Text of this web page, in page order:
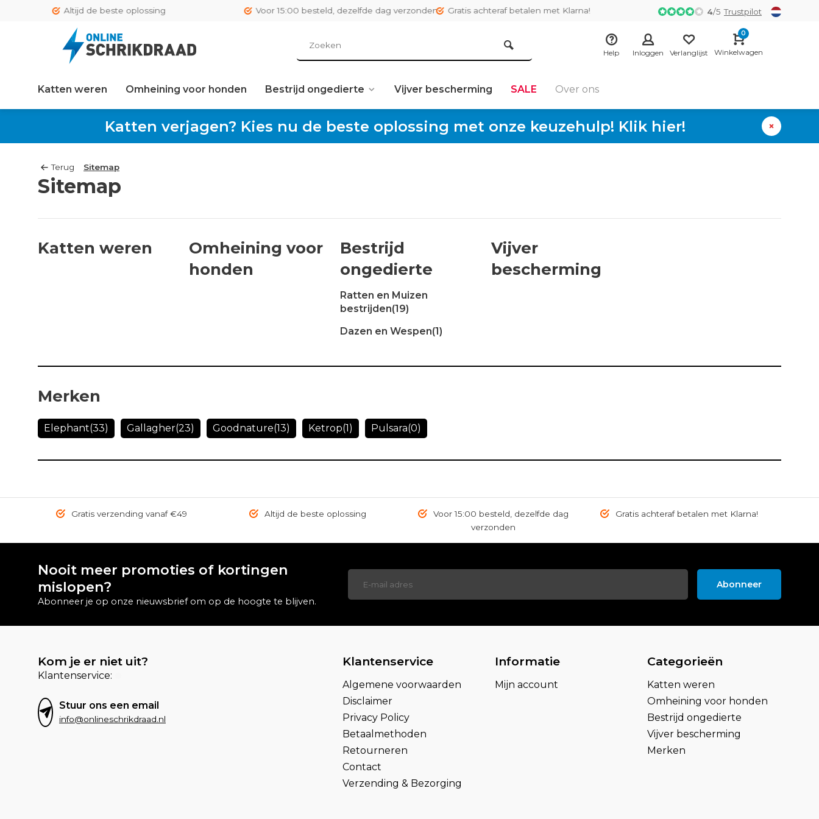
Altijd de beste oplossing Voor 15:00 besteld, dezelfde dag verzonden Gratis achteraf betalen met Klarna! 4/5 Trustpilot
Help Inloggen Verlanglijst
0
Winkelwagen
Katten weren Omheining voor honden Bestrijd ongedierte Vijver bescherming SALE Over ons
Katten verjagen? Kies nu de beste oplossing met onze keuzehulp! Klik hier!
Terug Sitemap
Sitemap
Katten weren
Omheining voor
honden
Bestrijd
ongedierte
Ratten en Muizen
bestrijden(19)
Dazen en Wespen(1)
Vijver
bescherming
Merken
Elephant(33) Gallagher(23) Goodnature(13) Ketrop(1) Pulsara(0)
Gratis verzending vanaf €49 Altijd de beste oplossing
Voor 15:00 besteld, dezelfde dag
verzonden
Gratis achteraf betalen met Klarna!
Nooit meer promoties of kortingen
mislopen?
Abonneer je op onze nieuwsbrief om op de hoogte te blijven.
Abonneer
Kom je er niet uit?
Klantenservice:
Stuur ons een email
info@onlineschrikdraad.nl
Klantenservice
Algemene voorwaarden
Disclaimer
Privacy Policy
Betaalmethoden
Retourneren
Contact
Verzending & Bezorging
Informatie
Mijn account
Categorieën
Katten weren
Omheining voor honden
Bestrijd ongedierte
Vijver bescherming
Merken